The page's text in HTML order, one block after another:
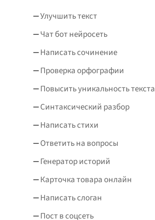
Улучшить текст
Чат бот нейросеть
Написать сочинение
Проверка орфографии
Повысить уникальность текста
Синтаксический разбор
Написать стихи
Ответить на вопросы
Генератор историй
Карточка товара онлайн
Написать слоган
Пост в соцсеть